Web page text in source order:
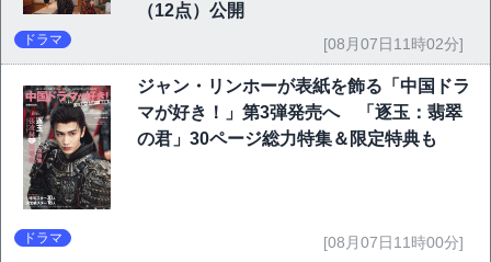
（12点）公開
ドラマ [08月07日11時02分]
ジャン・リンホーが表紙を飾る「中国ドラ
マが好き！」第3弾発売へ 「逐玉：翡翠
の君」30ページ総力特集＆限定特典も
ドラマ [08月07日11時00分]